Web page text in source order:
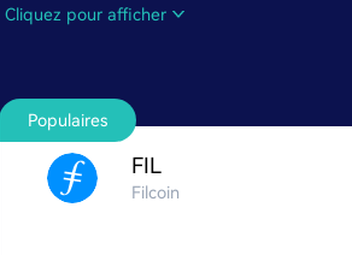
plusieurs machines et dispositifs
de défaillance unique.
Cliquez pour afficher
Populaires
FIL
Filcoin